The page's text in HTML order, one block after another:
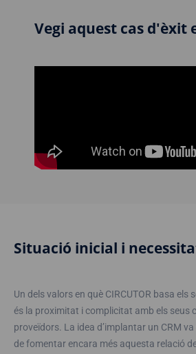
Vegi aquest cas d'èxit
Situació inicial i
Un dels valors en què CIRCUTOR basa els
és la proximitat i complicitat amb els seus
proveïdors. La idea d’implantar un CRM
de fomentar encara més aquesta relació